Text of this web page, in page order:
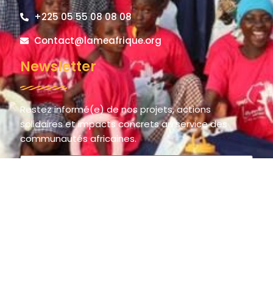
+225 05 55 08 08 08
Contact@lameafrique.org
Newsletter
Restez informé(e) de nos projets, actions
solidaires et impacts concrets au service des
communautés africaines.